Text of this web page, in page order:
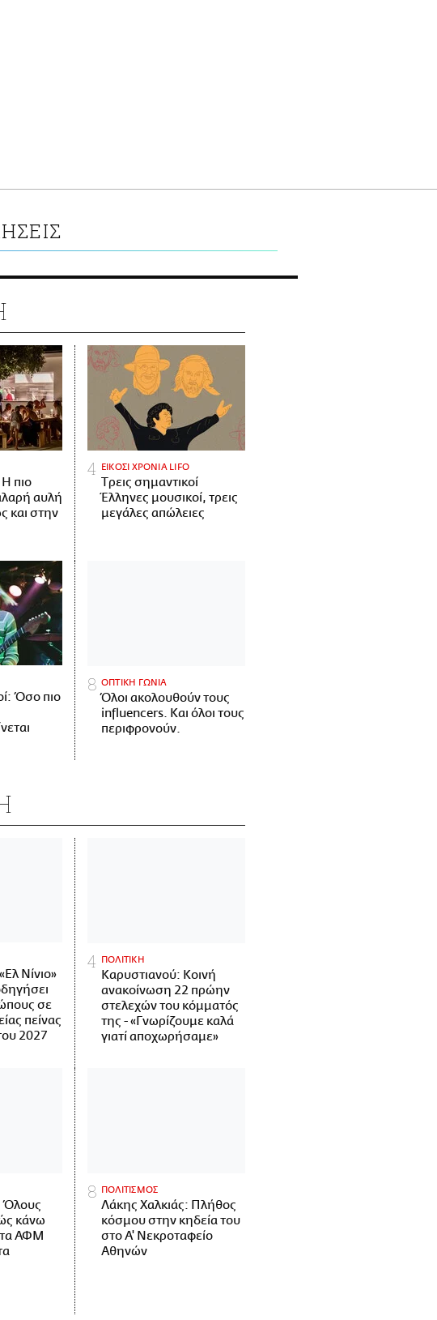
πιο
αυλή
και στην
ΕΙΚΟΣΙ ΧΡΟΝΙΑ LIFO
Tρεις σημαντικοί
Έλληνες μουσικοί, τρεις
μεγάλες απώλειες
Όσο πιο
ΟΠΤΙΚΗ ΓΩΝΙΑ
Όλοι ακολουθούν τους
influencers. Και όλοι τους
περιφρονούν.
Νίνιο»
σε
πείνας
2027
ΠΟΛΙΤΙΚΗ
Καρυστιανού: Κοινή
ανακοίνωση 22 πρώην
στελεχών του κόμματός
της - «Γνωρίζουμε καλά
γιατί αποχωρήσαμε»
Όλους
κάνω
τα ΑΦΜ
ΠΟΛΙΤΙΣΜΟΣ
Λάκης Χαλκιάς: Πλήθος
κόσμου στην κηδεία του
στο Α' Νεκροταφείο
Αθηνών